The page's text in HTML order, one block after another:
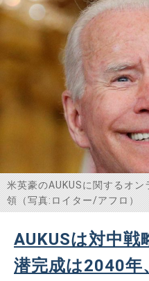
米英豪のAUKUSに関するオ
領（写真:ロイター/アフロ）
AUKUSは対中
潜完成は2040年